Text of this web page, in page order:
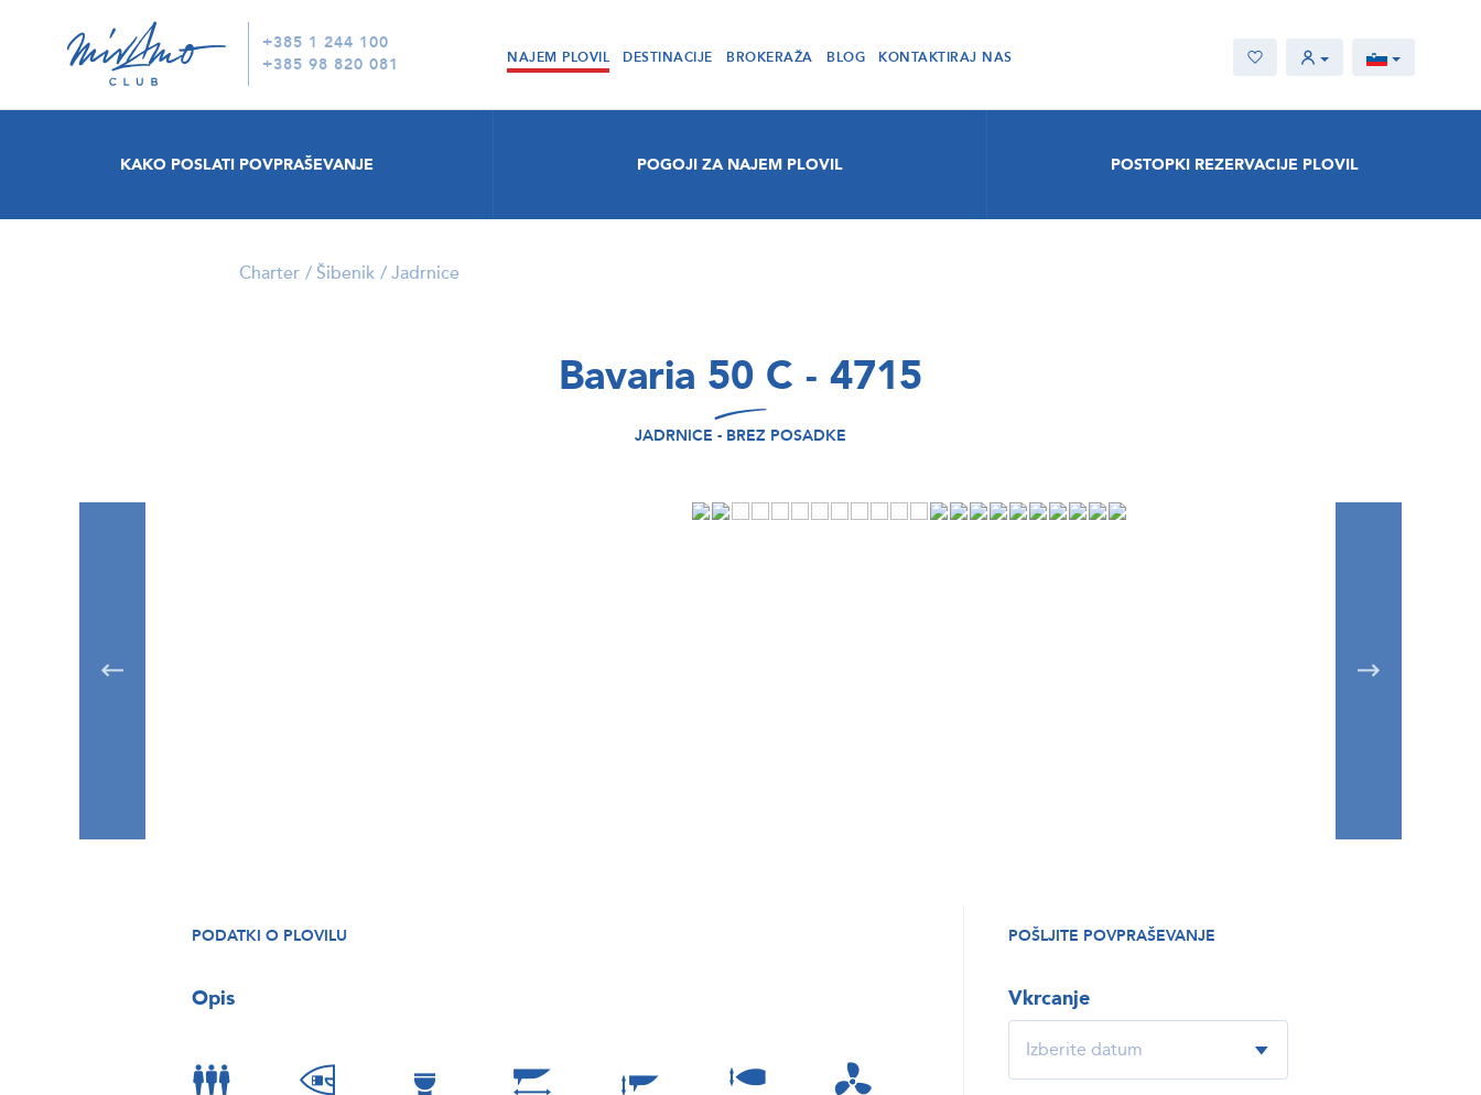
+385 1 244 100
+385 98 820 081
NAJEM PLOVIL DESTINACIJE BROKERAŽA BLOG KONTAKTIRAJ NAS
KAKO POSLATI POVPRAŠEVANJE POGOJI ZA NAJEM PLOVIL POSTOPKI REZERVACIJE PLOVIL
Charter Šibenik Jadrnice
Bavaria 50 C - 4715
JADRNICE - BREZ POSADKE
PODATKI O PLOVILU
Opis
POŠLJITE POVPRAŠEVANJE
Vkrcanje